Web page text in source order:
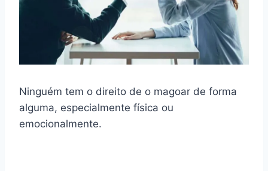
Ninguém tem o direito de o magoar de forma
alguma, especialmente física ou
emocionalmente.